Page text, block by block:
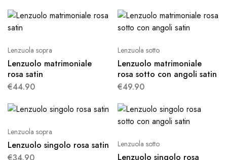
Lenzuola sopra
Lenzuolo matrimoniale
rosa satin
€44.90
Lenzuola sotto
Lenzuolo matrimoniale
rosa sotto con angoli satin
€49.90
Lenzuola sopra
Lenzuolo singolo rosa satin
Lenzuola sotto
Lenzuolo singolo rosa